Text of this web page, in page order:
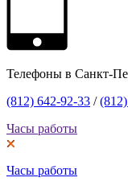
Телефоны в Санкт-
(812) 642-92-33 /
Часы работы
Часы работы